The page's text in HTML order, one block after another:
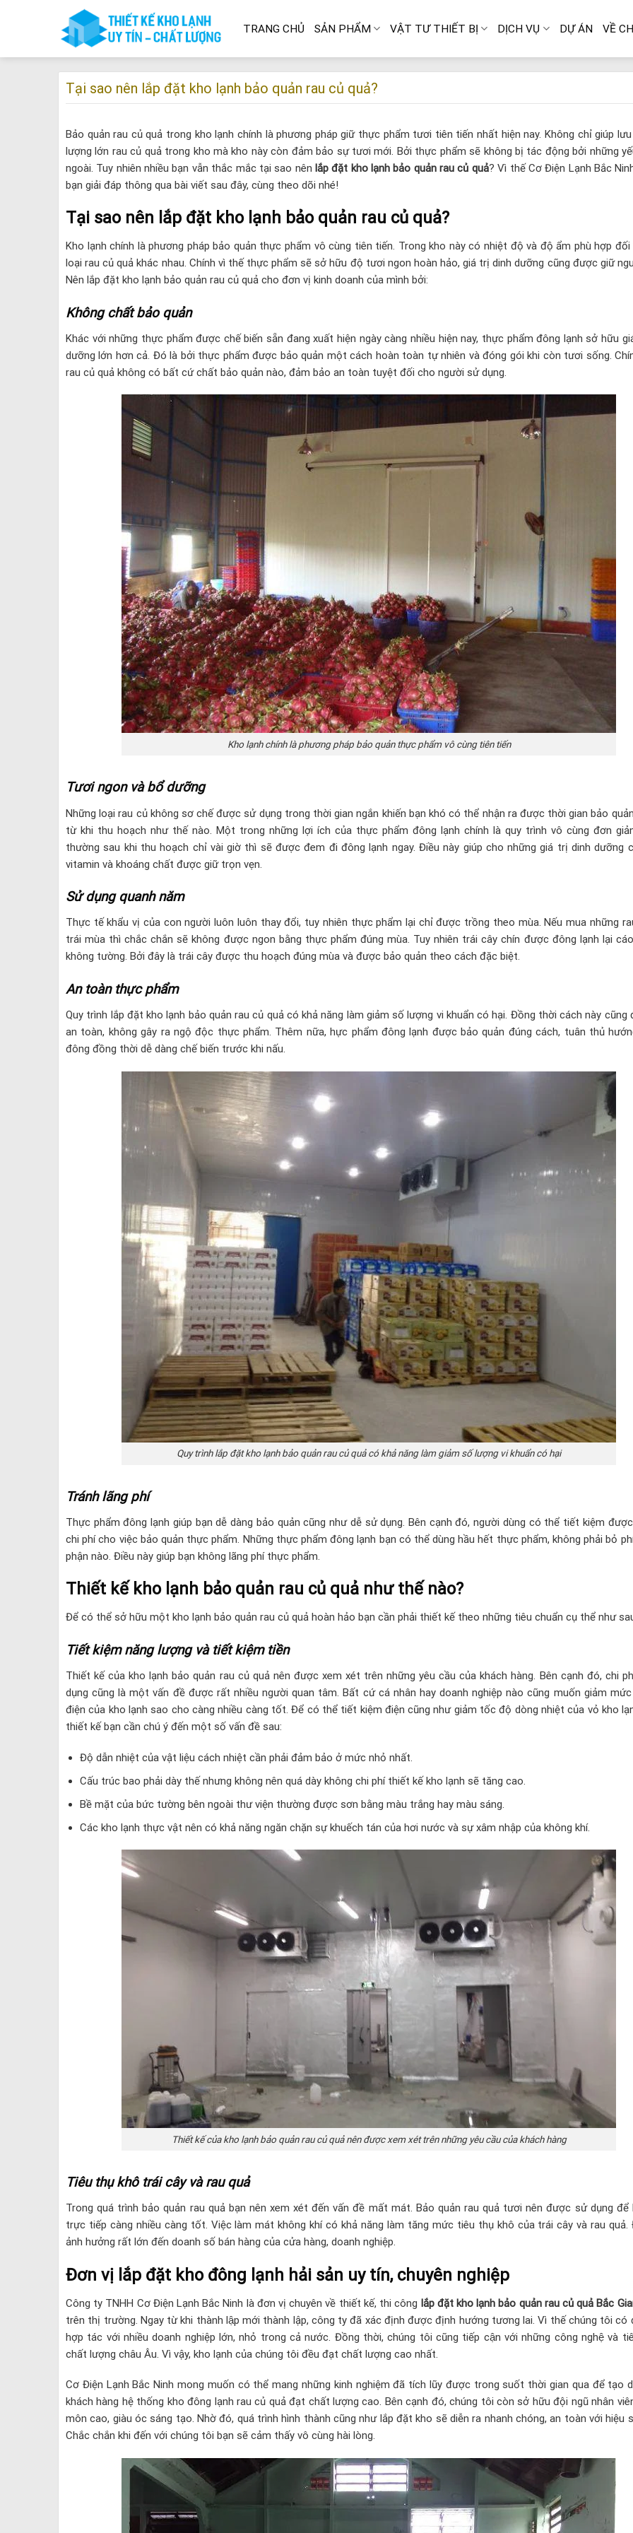
TRANG CHỦ SẢN PHẨM VẬT TƯ THIẾT BỊ DỊCH VỤ DỰ ÁN VỀ
Tại sao nên lắp đặt kho lạnh bảo quản rau củ quả?
Bảo quản rau củ quả trong kho lạnh chính là phương pháp giữ thực phẩm tươi tiên tiến nhất hiện nay. Không chỉ giúp
lượng lớn rau củ quả trong kho mà kho này còn đảm bảo sự tươi mới. Bởi thực phẩm sẽ không bị tác động bởi những
ngoài. Tuy nhiên nhiều bạn vẫn thắc mắc tại sao nên lắp đặt kho lạnh bảo quản rau củ quả? Vì thế Cơ Điện Lạnh Bắc
bạn giải đáp thông qua bài viết sau đây, cùng theo dõi nhé!
Tại sao nên lắp đặt kho lạnh bảo quản rau củ quả?
Kho lạnh chính là phương pháp bảo quản thực phẩm vô cùng tiên tiến. Trong kho này có nhiệt độ và độ ẩm phù hợp
loại rau củ quả khác nhau. Chính vì thế thực phẩm sẽ sở hữu độ tươi ngon hoàn hảo, giá trị dinh dưỡng cũng được giữ
Nên lắp đặt kho lạnh bảo quản rau củ quả cho đơn vị kinh doanh của mình bởi:
Không chất bảo quản
Khác với những thực phẩm được chế biến sẵn đang xuất hiện ngày càng nhiều hiện nay, thực phẩm đông lạnh sở hữu
dưỡng lớn hơn cả. Đó là bởi thực phẩm được bảo quản một cách hoàn toàn tự nhiên và đóng gói khi còn tươi sống.
rau củ quả không có bất cứ chất bảo quản nào, đảm bảo an toàn tuyệt đối cho người sử dụng.
Kho lạnh chính là phương pháp bảo quản thực phẩm vô cùng tiên tiến
Tươi ngon và bổ dưỡng
Những loại rau củ không sơ chế được sử dụng trong thời gian ngắn khiến bạn khó có thể nhận ra được thời gian bảo
từ khi thu hoạch như thế nào. Một trong những lợi ích của thực phẩm đông lạnh chính là quy trình vô cùng đơn
thường sau khi thu hoạch chỉ vài giờ thì sẽ được đem đi đông lạnh ngay. Điều này giúp cho những giá trị dinh dưỡng
vitamin và khoáng chất được giữ trọn vẹn.
Sử dụng quanh năm
Thực tế khẩu vị của con người luôn luôn thay đổi, tuy nhiên thực phẩm lại chỉ được trồng theo mùa. Nếu mua những
trái mùa thì chắc chắn sẽ không được ngon bằng thực phẩm đúng mùa. Tuy nhiên trái cây chín được đông lạnh lại
không tường. Bởi đây là trái cây được thu hoạch đúng mùa và được bảo quản theo cách đặc biệt.
An toàn thực phẩm
Quy trình lắp đặt kho lạnh bảo quản rau củ quả có khả năng làm giảm số lượng vi khuẩn có hại. Đồng thời cách này cũng
an toàn, không gây ra ngộ độc thực phẩm. Thêm nữa, hực phẩm đông lạnh được bảo quản đúng cách, tuân thủ
đông đồng thời dễ dàng chế biến trước khi nấu.
Quy trình lắp đặt kho lạnh bảo quản rau củ quả có khả năng làm giảm số lượng vi khuẩn có hại
Tránh lãng phí
Thực phẩm đông lạnh giúp bạn dễ dàng bảo quản cũng như dễ sử dụng. Bên cạnh đó, người dùng có thể tiết kiệm
chi phí cho việc bảo quản thực phẩm. Những thực phẩm đông lạnh bạn có thể dùng hầu hết thực phẩm, không phải bỏ
phận nào. Điều này giúp bạn không lãng phí thực phẩm.
Thiết kế kho lạnh bảo quản rau củ quả như thế nào?
Để có thể sở hữu một kho lạnh bảo quản rau củ quả hoàn hảo bạn cần phải thiết kế theo những tiêu chuẩn cụ thể như
Tiết kiệm năng lượng và tiết kiệm tiền
Thiết kế của kho lạnh bảo quản rau củ quả nên được xem xét trên những yêu cầu của khách hàng. Bên cạnh đó, chi
dụng cũng là một vấn đề được rất nhiều người quan tâm. Bất cứ cá nhân hay doanh nghiệp nào cũng muốn giảm
điện của kho lạnh sao cho càng nhiều càng tốt. Để có thể tiết kiệm điện cũng như giảm tốc độ dòng nhiệt của vỏ kho
thiết kế bạn cần chú ý đến một số vấn đề sau:
Độ dẫn nhiệt của vật liệu cách nhiệt cần phải đảm bảo ở mức nhỏ nhất.
Cấu trúc bao phải dày thế nhưng không nên quá dày không chi phí thiết kế kho lạnh sẽ tăng cao.
Bề mặt của bức tường bên ngoài thư viện thường được sơn bằng màu trắng hay màu sáng.
Các kho lạnh thực vật nên có khả năng ngăn chặn sự khuếch tán của hơi nước và sự xâm nhập của không khí.
Thiết kế của kho lạnh bảo quản rau củ quả nên được xem xét trên những yêu cầu của khách hàng
Tiêu thụ khô trái cây và rau quả
Trong quá trình bảo quản rau quả bạn nên xem xét đến vấn đề mất mát. Bảo quản rau quả tươi nên được sử dụng để
trực tiếp càng nhiều càng tốt. Việc làm mát không khí có khả năng làm tăng mức tiêu thụ khô của trái cây và rau quả.
ảnh hưởng rất lớn đến doanh số bán hàng của cửa hàng, doanh nghiệp.
Đơn vị lắp đặt kho đông lạnh hải sản uy tín, chuyên nghiệp
Công ty TNHH Cơ Điện Lạnh Bắc Ninh là đơn vị chuyên về thiết kế, thi công lắp đặt kho lạnh bảo quản rau củ quả Bắc
trên thị trường. Ngay từ khi thành lập mới thành lập, công ty đã xác định được định hướng tương lai. Vì thế chúng tôi có
hợp tác với nhiều doanh nghiệp lớn, nhỏ trong cả nước. Đồng thời, chúng tôi cũng tiếp cận với những công nghệ và
chất lượng châu Âu. Vì vậy, kho lạnh của chúng tôi đều đạt chất lượng cao nhất.
Cơ Điện Lạnh Bắc Ninh mong muốn có thể mang những kinh nghiệm đã tích lũy được trong suốt thời gian qua để tạo
khách hàng hệ thống kho đông lạnh rau củ quả đạt chất lượng cao. Bên cạnh đó, chúng tôi còn sở hữu đội ngũ nhân
môn cao, giàu óc sáng tạo. Nhờ đó, quá trình hình thành cũng như lắp đặt kho sẽ diễn ra nhanh chóng, an toàn với hiệu
Chắc chắn khi đến với chúng tôi bạn sẽ cảm thấy vô cùng hài lòng.